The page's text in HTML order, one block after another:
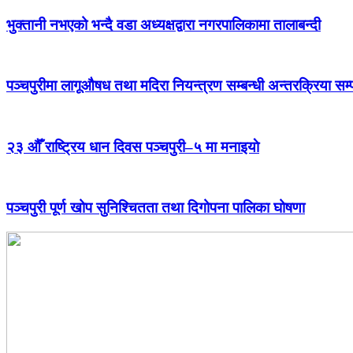
भुक्तानी नभएको भन्दै वडा अध्यक्षद्वारा नगरपालिकामा तालाबन्दी
पञ्चपुरीमा लागूऔषध तथा मदिरा नियन्त्रण सम्बन्धी अन्तरक्रिया
२३ औँ राष्ट्रिय धान दिवस पञ्चपुरी–५ मा मनाइयाे
पञ्चपुरी पूर्ण खोप सुनिश्चितता तथा दिगोपना पालिका घोषणा